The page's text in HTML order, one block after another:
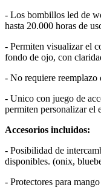
- Los bombillos led de
hasta 20.000 horas de
- Permiten visualizar el
fondo de ojo, con
- No requiere
- Unico con juego de
permiten personalizar el
Accesorios incluidos:
- Posibilidad de
disponibles. (onix,
- Protectores para